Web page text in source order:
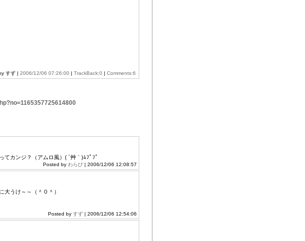
すず | 2006/12/06 07:26:00 | TrackBack:0 | Comments:6
てカンジ？（アムロ風）( ´艸｀)ﾑﾌﾟﾌﾟ
Posted by わらび | 2006/12/06 12:08:57
大うけ～～（＾０＾）
Posted by すず | 2006/12/06 12:54:06